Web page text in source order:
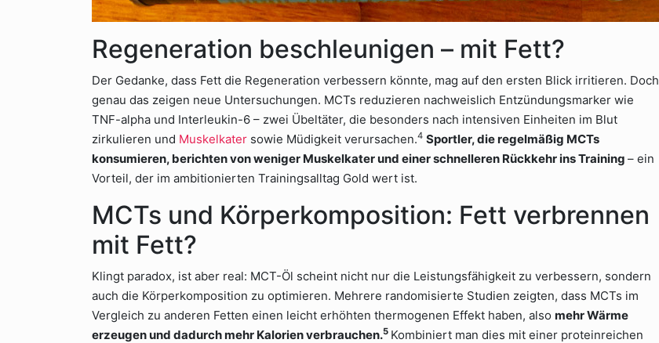
Regeneration beschleunigen – mit Fett?
Der Gedanke, dass Fett die Regeneration verbessern könnte, mag auf den ersten Blick irritieren. Doch
genau das zeigen neue Untersuchungen. MCTs reduzieren nachweislich Entzündungsmarker wie
TNF-alpha und Interleukin-6 – zwei Übeltäter, die besonders nach intensiven Einheiten im Blut
zirkulieren und Muskelkater sowie Müdigkeit verursachen.4 Sportler, die regelmäßig MCTs
konsumieren, berichten von weniger Muskelkater und einer schnelleren Rückkehr ins Training – ein
Vorteil, der im ambitionierten Trainingsalltag Gold wert ist.
MCTs und Körperkomposition: Fett verbrennen
mit Fett?
Klingt paradox, ist aber real: MCT-Öl scheint nicht nur die Leistungsfähigkeit zu verbessern, sondern
auch die Körperkomposition zu optimieren. Mehrere randomisierte Studien zeigten, dass MCTs im
Vergleich zu anderen Fetten einen leicht erhöhten thermogenen Effekt haben, also mehr Wärme
erzeugen und dadurch mehr Kalorien verbrauchen.5 Kombiniert man dies mit einer proteinreichen